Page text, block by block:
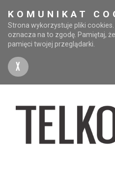
KOMUNIKAT
Strona wykorzystuje pliki
oznacza na to zgodę. Pamiętaj,
pamięci twojej przeglądarki.
X